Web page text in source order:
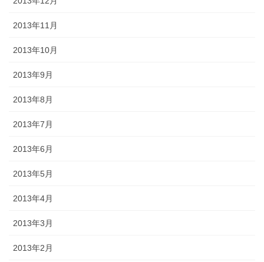
2013年11月
2013年10月
2013年9月
2013年8月
2013年7月
2013年6月
2013年5月
2013年4月
2013年3月
2013年2月